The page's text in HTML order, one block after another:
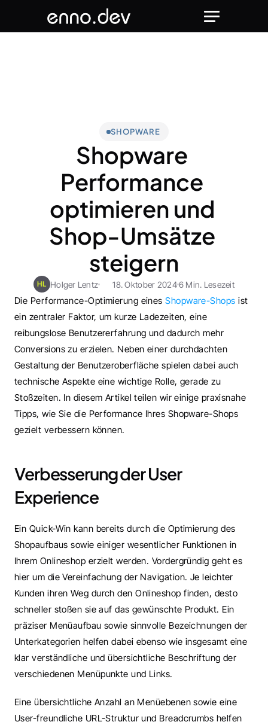
SHOPWARE
Shopware
Performance
optimieren und
Shop-Umsätze
steigern
HL Holger Lentz 18. Oktober 20246 Min. Lesezeit
Die Performance-Optimierung eines Shopware-Shops ist
ein zentraler Faktor, um kurze Ladezeiten, eine
reibungslose Benutzererfahrung und dadurch mehr
Conversions zu erzielen. Neben einer durchdachten
Gestaltung der Benutzeroberfläche spielen dabei auch
technische Aspekte eine wichtige Rolle, gerade zu
Stoßzeiten. In diesem Artikel teilen wir einige praxisnahe
Tipps, wie Sie die Performance Ihres Shopware-Shops
gezielt verbessern können.
Verbesserung der User
Experience
Ein Quick-Win kann bereits durch die Optimierung des
Shopaufbaus sowie einiger wesentlicher Funktionen in
Ihrem Onlineshop erzielt werden. Vordergründig geht es
hier um die Vereinfachung der Navigation. Je leichter
Kunden ihren Weg durch den Onlineshop finden, desto
schneller stoßen sie auf das gewünschte Produkt. Ein
präziser Menüaufbau sowie sinnvolle Bezeichnungen der
Unterkategorien helfen dabei ebenso wie insgesamt eine
klar verständliche und übersichtliche Beschriftung der
verschiedenen Menüpunkte und Links.
Eine übersichtliche Anzahl an Menüebenen sowie eine
User-freundliche URL-Struktur und Breadcrumbs helfen